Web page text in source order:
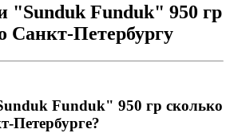
"Sunduk Funduk" 950 гр
Санкт-Петербургу
Funduk" 950 гр сколько
Петербурге?